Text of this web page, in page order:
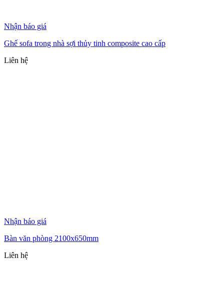
Nhận báo giá
Ghế sofa trong nhà sợi thủy tinh composite cao cấp
Liên hệ
Nhận báo giá
Bàn văn phòng 2100x650mm
Liên hệ